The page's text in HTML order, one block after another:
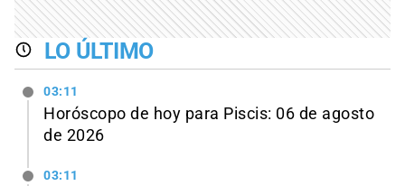
LO ÚLTIMO
03:11
Horóscopo de hoy para Piscis: 06 de agosto
de 2026
03:11